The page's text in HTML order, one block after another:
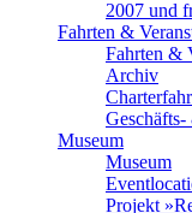
2007 und
Fahrten &
Fahrten &
Archiv
Museum
Museum
Projekt